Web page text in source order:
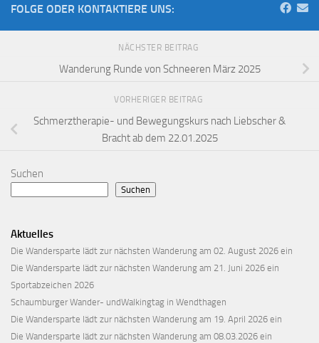
FOLGE ODER KONTAKTIERE UNS:
NÄCHSTER BEITRAG
Wanderung Runde von Schneeren März 2025
VORHERIGER BEITRAG
Schmerztherapie- und Bewegungskurs nach Liebscher &
Bracht ab dem 22.01.2025
Suchen
Suchen
Aktuelles
Die Wandersparte lädt zur nächsten Wanderung am 02. August 2026 ein
Die Wandersparte lädt zur nächsten Wanderung am 21. Juni 2026 ein
Sportabzeichen 2026
Schaumburger Wander- undWalkingtag in Wendthagen
Die Wandersparte lädt zur nächsten Wanderung am 19. April 2026 ein
Die Wandersparte lädt zur nächsten Wanderung am 08.03.2026 ein